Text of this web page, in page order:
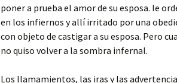
poner a prueba el amor de su esposa. le
en los infiernos y allí irritado por una
con objeto de castigar a su esposa. Pero
no quiso volver a la sombra infernal.
Los llamamientos, las iras y las